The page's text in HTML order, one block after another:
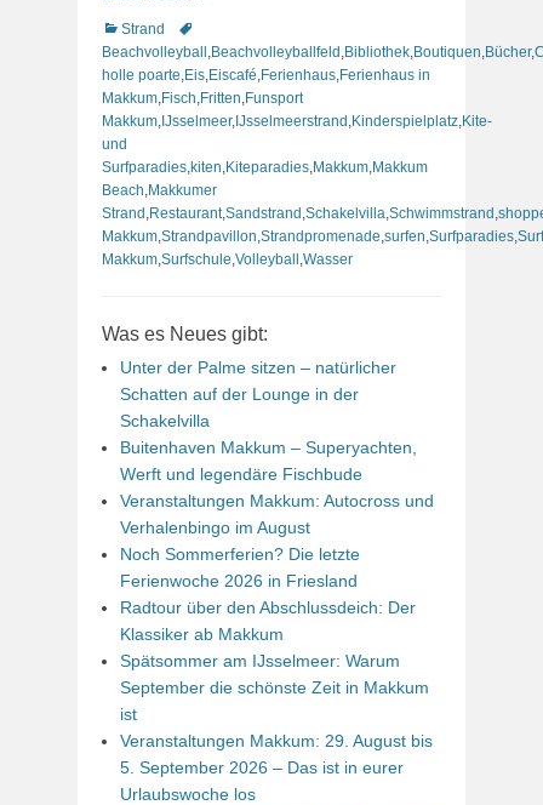
Kategorien
Strand
Schlagworte
Beachvolleyball ,Beachvolleyballfeld ,Bibliothek,Boutiquen,Bücher,
holle poarte,Eis,Eiscafé,Ferienhaus,Ferienhaus in
Makkum,Fisch,Fritten,Funsport
Makkum, IJsselmeer, IJsselmeerstrand ,Kinderspielplatz,Kite-
und
Surfparadies,kiten,Kiteparadies,Makkum,Makkum
Beach,Makkumer
Strand ,Restaurant,Sandstrand ,Schakelvilla,Schwimmstrand ,
Makkum,Strandpavillon,Strandpromenade,surfen,Surfparadies,
Makkum,Surfschule,Volleyball ,Wasser
Was es Neues gibt:
Unter der Palme sitzen – natürlicher
Schatten auf der Lounge in der
Schakelvilla
Buitenhaven Makkum – Superyachten,
Werft und legendäre Fischbude
Veranstaltungen Makkum: Autocross und
Verhalenbingo im August
Noch Sommerferien? Die letzte
Ferienwoche 2026 in Friesland
Radtour über den Abschlussdeich: Der
Klassiker ab Makkum
Spätsommer am IJsselmeer: Warum
September die schönste Zeit in Makkum
ist
Veranstaltungen Makkum: 29. August bis
5. September 2026 – Das ist in eurer
Urlaubswoche los